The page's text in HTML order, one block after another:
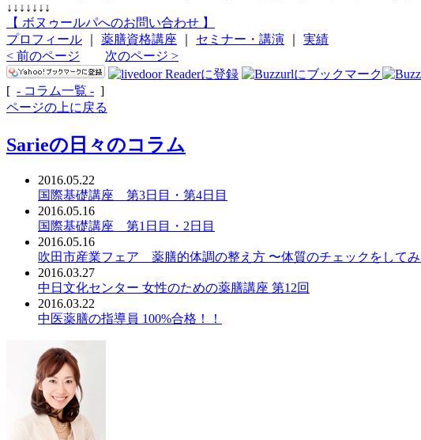
↓↓↓↓↓↓↓
【 ボヌゥールパへのお問い合わせ 】
プロフィール
薬膳資格講座 セミナー・講演
実績
< 前のページ
次のページ >
[ - コラム一覧 - ]
ページの上に戻る
Sarieの日々のコラム
2016.05.22
国際基礎講座 第3日目・第4日目
2016.05.16
国際基礎講座 第1日目・2日目
2016.05.16
吹田市産業フェア 薬膳的体調の整え方 〜体質のチェックをして
2016.03.27
中日文化センター 女性のための薬膳講座 第12回
2016.03.22
中医薬膳の指導員 100%合格！！